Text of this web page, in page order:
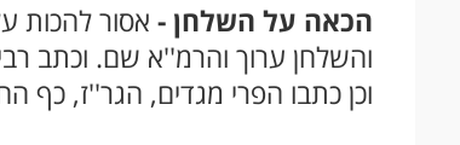
הכאה על השלחן - אסור להכות
והשלחן ערוך והרמ''א שם. וכתב
וכן כתבו הפרי מגדים, הגר''ז, כף